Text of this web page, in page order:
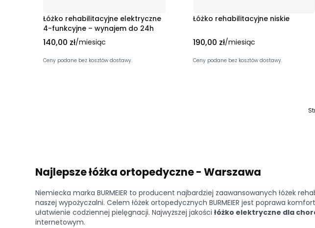
Łóżko rehabilitacyjne elektryczne
4-funkcyjne – wynajem do 24h
Cena
140,00 zł/miesiąc
Ceny podane bez kosztów dostawy.
Łóżko rehabilitacyjne niskie
Cena
190,00 zł/miesiąc
Ceny podane bez kosztów dostawy.
Najlepsze łóżka ortopedyczne - Warszawa
Niemiecka marka BURMEIER to producent najbardziej zaawansowanych łóżek
naszej wypożyczalni. Celem łóżek ortopedycznych BURMEIER jest poprawa
ułatwienie codziennej pielęgnacji. Najwyższej jakości łóżko elektryczne dla
internetowym.